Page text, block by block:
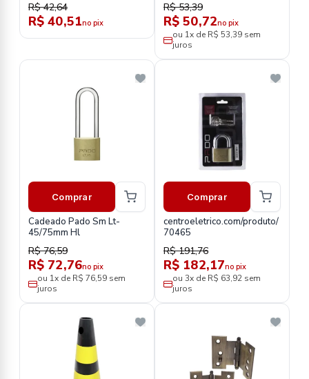
R$ 42,64
R$ 40,51no pix
R$ 53,39
R$ 50,72no pix
ou 1x de R$ 53,39 sem
juros
Comprar
Cadeado Pado Sm Lt-
45/75mm Hl
R$ 76,59
R$ 72,76no pix
ou 1x de R$ 76,59 sem
juros
Comprar
centroeletrico.com/produto/
70465
R$ 191,76
R$ 182,17no pix
ou 3x de R$ 63,92 sem
juros